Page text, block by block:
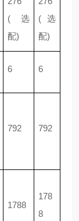
(选
配)
(选
配)
6 6
792 792
1788
178
8